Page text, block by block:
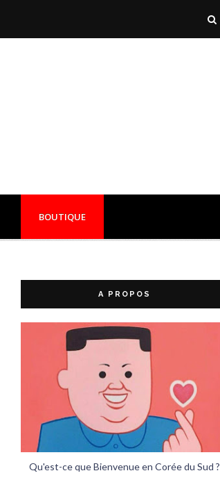
BOUTIQUE
A PROPOS
Qu'est-ce que Bienvenue en Corée du Sud ?